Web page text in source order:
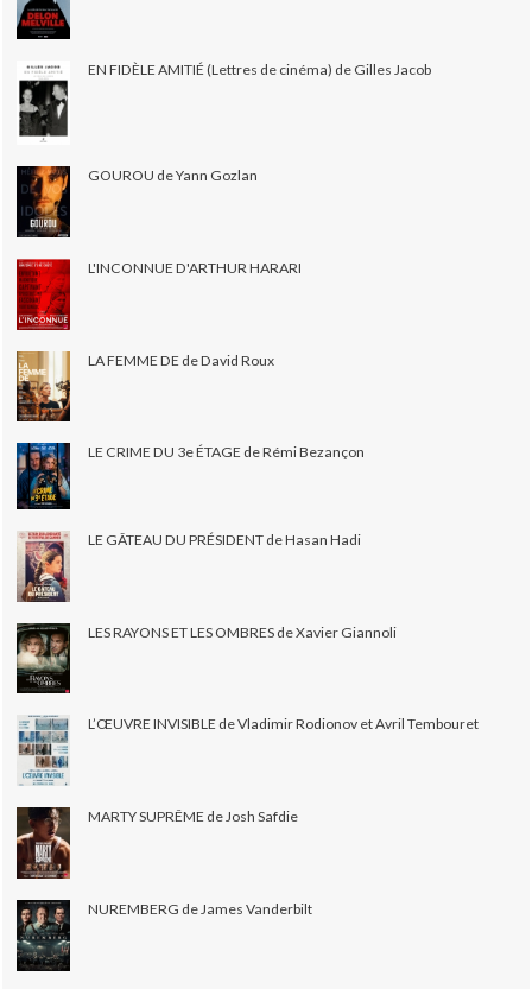
EN FIDÈLE AMITIÉ (Lettres de cinéma) de Gilles Jacob
GOUROU de Yann Gozlan
L'INCONNUE D'ARTHUR HARARI
LA FEMME DE de David Roux
LE CRIME DU 3e ÉTAGE de Rémi Bezançon
LE GÂTEAU DU PRÉSIDENT de Hasan Hadi
LES RAYONS ET LES OMBRES de Xavier Giannoli
L’ŒUVRE INVISIBLE de Vladimir Rodionov et Avril Tembouret
MARTY SUPRÊME de Josh Safdie
NUREMBERG de James Vanderbilt